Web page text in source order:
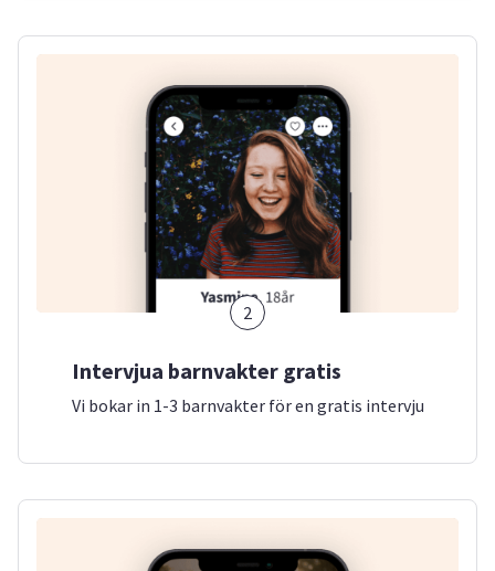
2
Intervjua barnvakter gratis
Vi bokar in 1-3 barnvakter för en gratis intervju